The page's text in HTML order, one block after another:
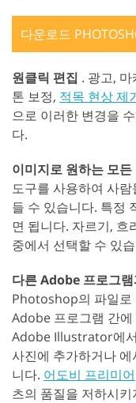
다운로드
원클릭 편집 . 광고,
톤 보정, 적목 현상 제
으로 이러한 변경을
다.
이미지로 원하는 모
도구를 사용하여 사
들 수 있습니다. 특정
면 됩니다. 자르기, 흐
중에서 선택할 수 있
다른 Adobe 프로그
Photoshop의 파일로
Adobe 프로그램 간
Adobe Illustrator에
사진에 추가하거나
니다. 어도비 프리미어
츠의 품질을 저하시